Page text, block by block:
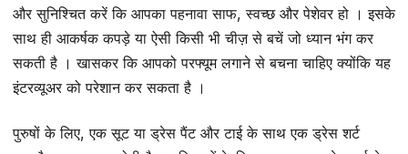
और सुनिश्चित करें कि आपका पहनावा साफ, स्वच्छ और पेशेवर हो । इसके
साथ ही आकर्षक कपड़े या ऐसी किसी भी चीज़ से बचें जो ध्यान भंग कर
सकती है । खासकर कि आपको परफ्यूम लगाने से बचना चाहिए क्योंकि यह
इंटरव्यूअर को परेशान कर सकता है ।
पुरुषों के लिए, एक सूट या ड्रेस पैंट और टाई के साथ एक ड्रेस शर्ट